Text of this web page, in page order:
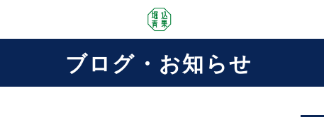
ブログ・お知らせ